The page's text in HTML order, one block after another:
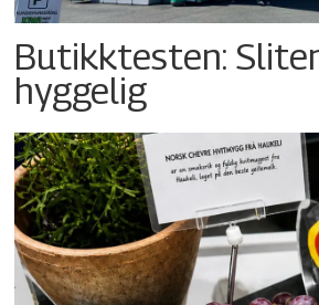
Butikktesten:
hyggelig